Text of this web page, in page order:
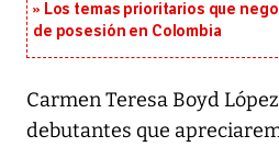
Los temas prioritarios que
de posesión en Colombia
Carmen Teresa Boyd
debutantes que